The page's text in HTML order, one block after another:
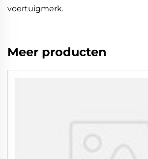
voertuigmerk.
Meer producten